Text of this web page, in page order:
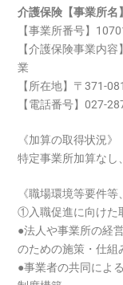
介護保険【事業所名
【事業所番号】
【介護保険事業内
業
【所在地】〒371-
【電話番号】027-
《加算の取得状況》
特定事業所加算な
《職場環境等要件
①入職促進に向けた
●法人や事業所の経
のための施策・仕組
●事業者の共同によ